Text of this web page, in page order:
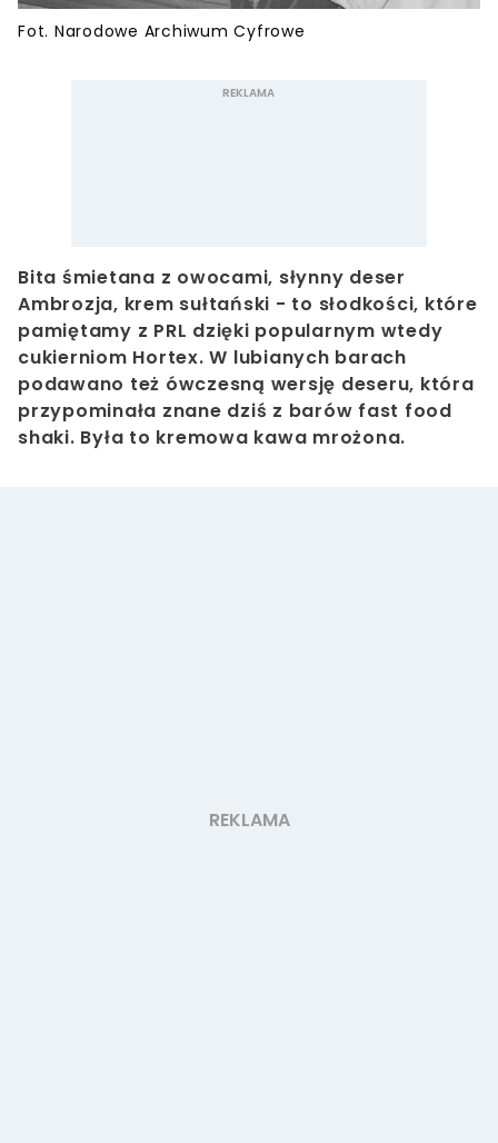
Fot. Narodowe Archiwum Cyfrowe
Bita śmietana z owocami, słynny deser
Ambrozja, krem sułtański - to słodkości, które
pamiętamy z PRL dzięki popularnym wtedy
cukierniom Hortex. W lubianych barach
podawano też ówczesną wersję deseru, która
przypominała znane dziś z barów fast food
shaki. Była to kremowa kawa mrożona.